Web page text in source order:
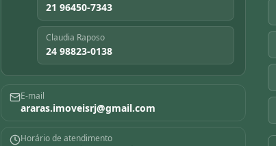
21 96450-7343
Claudia Raposo
24 98823-0138
E-mail
araras.imoveisrj@gmail.com
Horário de atendimento